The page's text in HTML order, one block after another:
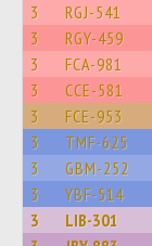
3 RGJ-541
3 RGY-459
3 FCA-981
3 CCE-581
3 FCE-953
3 TMF-625
3 GBM-252
3 YBF-514
3 LIB-301